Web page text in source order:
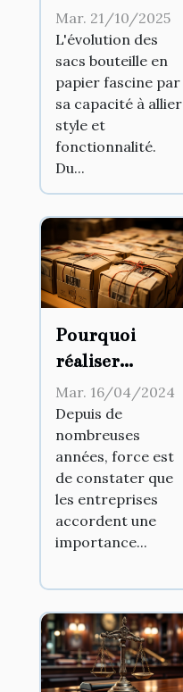
en papier :
Style et
fonctionnalité
Mar. 21/10/2025
L'évolution des
sacs bouteille en
papier fascine par
sa capacité à allier
style et
fonctionnalité.
Du...
Pourquoi
réaliser
l’archivage des
documents ?
Mar. 16/04/2024
Depuis de
nombreuses
années, force est
de constater que
les entreprises
accordent une
importance...